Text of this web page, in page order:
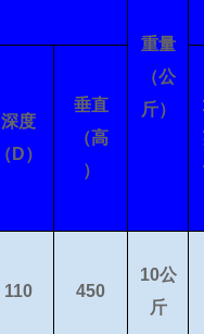
重量
（公
斤）
深度
（D）
垂直
（高
）
110 450
10公
斤